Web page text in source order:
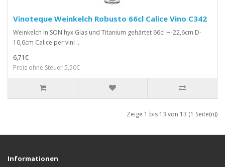
Vinoteque Weinkelch Robusto 66cl Calice Vino C342
Weinkelch in SON.hyx Glas und Titanium gehärtet 66cl H-22,6cm D-
10,6cm Calice per vini ..
6,71€
Preis ohne Steuer 5,50€
Zeige 1 bis 13 von 13 (1 Seite(n))
Informationen